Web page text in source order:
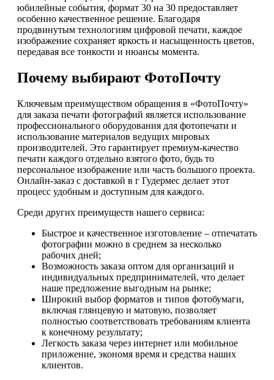
юбилейные события, формат 30 на 30 предоставляет
особенно качественное решение. Благодаря
продвинутым технологиям цифровой печати, каждое
изображение сохраняет яркость и насыщенность цветов,
передавая все тонкости и нюансы момента.
Почему выбирают ФотоПочту
Ключевым преимуществом обращения в «ФотоПочту»
для заказа печати фотографий является использование
профессионального оборудования для фотопечати и
использование материалов ведущих мировых
производителей. Это гарантирует премиум-качество
печати каждого отдельно взятого фото, будь то
персональное изображение или часть большого проекта.
Онлайн-заказ с доставкой в г Гудермес делает этот
процесс удобным и доступным для каждого.
Среди других преимуществ нашего сервиса:
Быстрое и качественное изготовление – отпечатать
фотографии можно в среднем за несколько
рабочих дней;
Возможность заказа оптом для организаций и
индивидуальных предпринимателей, что делает
наше предложение выгодным на рынке;
Широкий выбор форматов и типов фотобумаги,
включая глянцевую и матовую, позволяет
полностью соответствовать требованиям клиента
к конечному результату;
Легкость заказа через интернет или мобильное
приложение, экономя время и средства наших
клиентов.